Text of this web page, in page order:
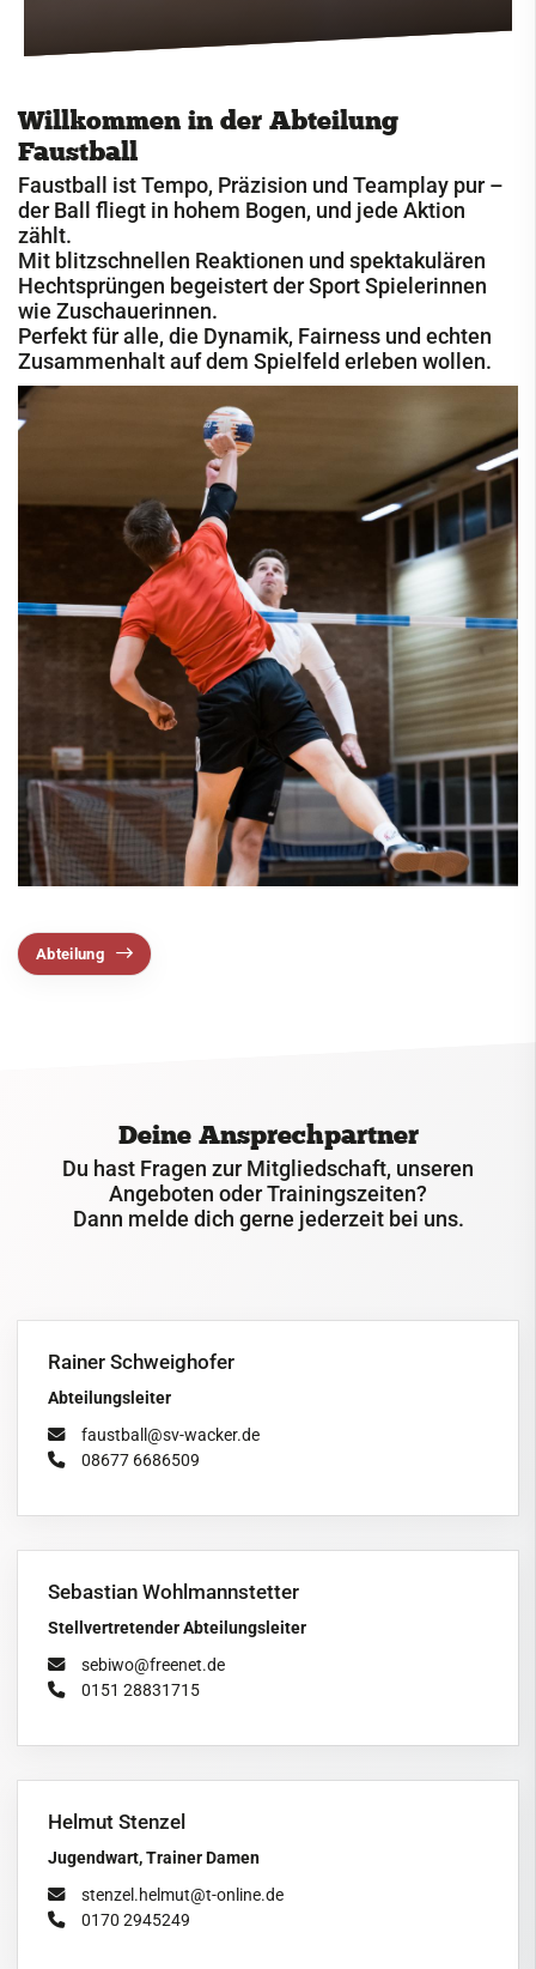
Willkommen in der Abteilung
Faustball
Faustball ist Tempo, Präzision und Teamplay pur –
der Ball fliegt in hohem Bogen, und jede Aktion
zählt.
Mit blitzschnellen Reaktionen und spektakulären
Hechtsprüngen begeistert der Sport Spielerinnen
wie Zuschauerinnen.
Perfekt für alle, die Dynamik, Fairness und echten
Zusammenhalt auf dem Spielfeld erleben wollen.
Abteilung
Deine Ansprechpartner
Du hast Fragen zur Mitgliedschaft, unseren
Angeboten oder Trainingszeiten?
Dann melde dich gerne jederzeit bei uns.
Rainer Schweighofer
Abteilungsleiter
faustball@sv-wacker.de
08677 6686509
Sebastian Wohlmannstetter
Stellvertretender Abteilungsleiter
sebiwo@freenet.de
0151 28831715
Helmut Stenzel
Jugendwart, Trainer Damen
stenzel.helmut@t-online.de
0170 2945249
Faustball
Abteilung
Fechten
Fußball
Handball
Jugendclub
Kegeln
Ringen
Schießen
Schwimmen
Ski
Tennis
Tischtennis
Volleyball